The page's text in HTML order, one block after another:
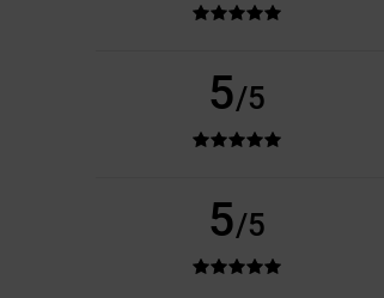
5/5
5/5